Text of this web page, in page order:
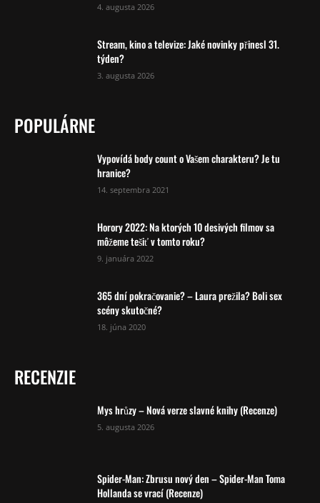
4. augusta 2026
Stream, kino a televize: Jaké novinky přinesl 31.
týden?
3. augusta 2026
POPULÁRNE
Vypovídá body count o Vašem charakteru? Je tu
hranice?
14. septembra 2021
Horory 2022: Na ktorých 10 desivých filmov sa
môžeme tešiť v tomto roku?
9. januára 2022
365 dní pokračovanie? – Laura prežila? Boli sex
scény skutočné?
18. júna 2020
RECENZIE
Mys hrůzy – Nová verze slavné knihy (Recenze)
5. augusta 2026
Spider-Man: Zbrusu nový den – Spider-Man Toma
Hollanda se vrací (Recenze)